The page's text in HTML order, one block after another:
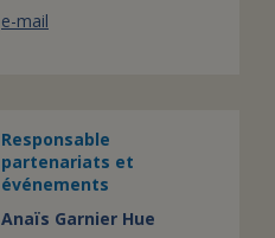
e-mail
Responsable
partenariats et
événements
Anaïs Garnier Hue